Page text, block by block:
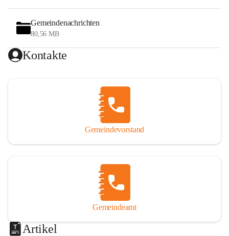
Gemeindenachrichten
80,56 MB
Kontakte
Gemeindevorstand
Gemeindeamt
Artikel